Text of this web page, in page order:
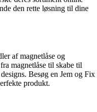
den rette løsning til dine
af magnetlåse og
magnetlåse til skabe til
Besøg en Jem og Fix
produkt.